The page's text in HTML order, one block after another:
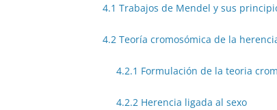
4.1 Trabajos de Mendel y sus
4.2 Teoría cromosómica de la
4.2.1 Formulación de la teoria
4.2.2 Herencia ligada al sexo